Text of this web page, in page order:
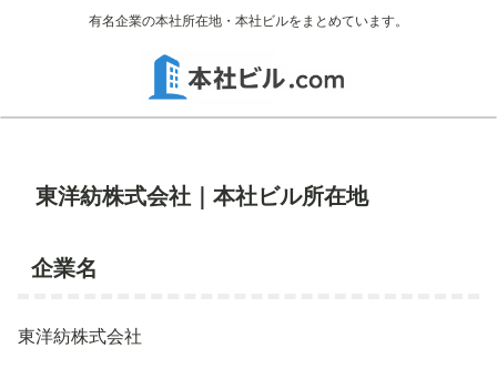
有名企業の本社所在地・本社ビルをまとめています。
東洋紡株式会社｜本社ビル所在地
企業名
東洋紡株式会社